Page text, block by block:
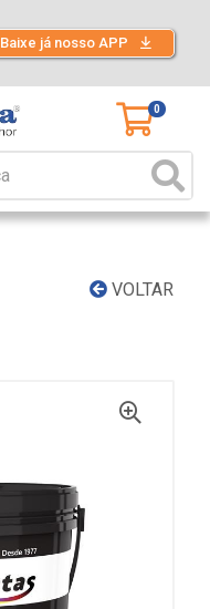
Baixe já nosso APP
0
VOLTAR